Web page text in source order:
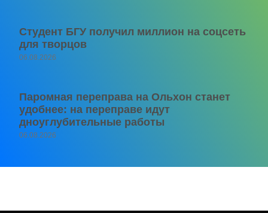
Студент БГУ получил миллион на соцсеть
для творцов
06.08.2026
Паромная переправа на Ольхон станет
удобнее: на переправе идут
дноуглубительные работы
06.08.2026